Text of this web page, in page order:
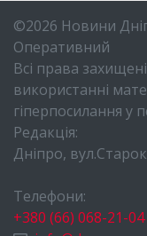
©2026 Новини
Оперативний
Всі права
використанні
гіперпосилання у
Редакція:
Дніпро,
Телефони:
+380 (66) 068-21-04